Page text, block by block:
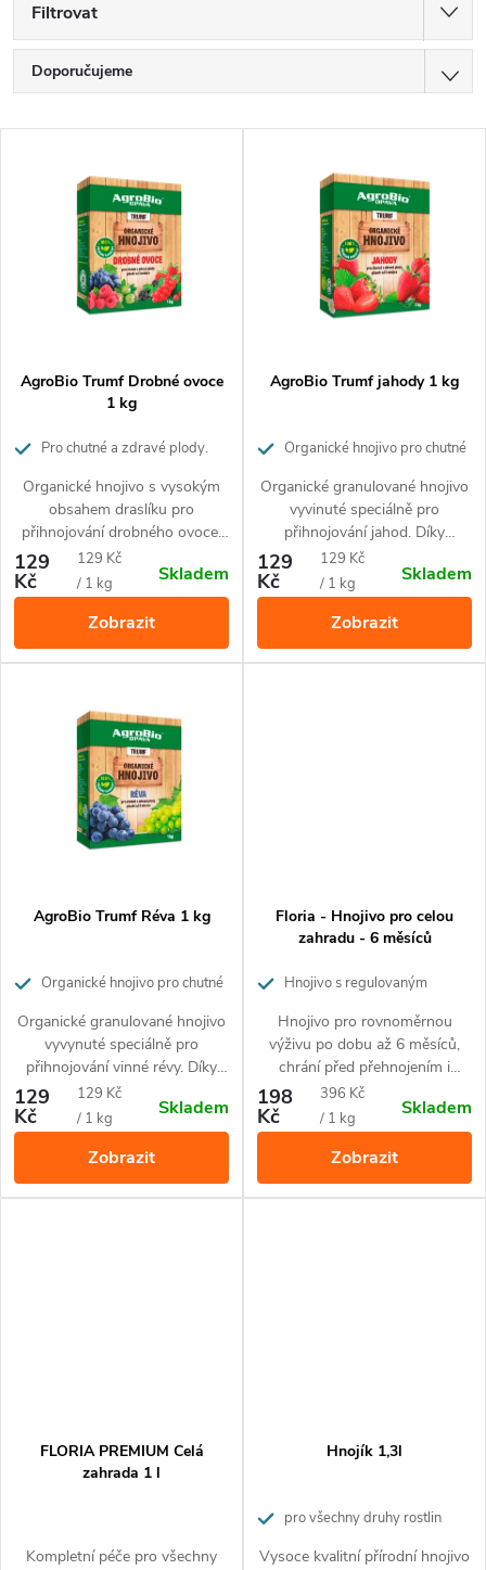
Filtrovat
Ř
a
p
o
d
u
k
t
Doporučujeme
Nejprodávanější
Abecedně
p
r
o
d
u
k
AgroBio Trumf Drobné ovoce
1 kg
Pro chutné a zdravé plody.
Organické hnojivo s vysokým
obsahem draslíku pro
přihnojování drobného ovoce.
Drobné granule uvolňují živiny
postupně po dobu 3 měsíců.
Hnojivo obsahuje 100%
přírodní suroviny a je vhodné
pro ekologické pěstování.
Hnojivo nezasoluje půdu a
129
Kč
Měrná
cena:
129 Kč
/ 1 kg
Skladem
Zobrazit
AgroBio Trumf jahody 1 kg
Organické hnojivo pro chutné
měsíce.
Organické granulované hnojivo
vyvinuté speciálně pro
přihnojování jahod. Díky
přírodnímu složení je vhodné
pro ekologické pěstování. Živiny
uvolňuje postupně po dobu až
3 měsíců.
129
Kč
Měrná
cena:
129 Kč
/ 1 kg
Skladem
Zobrazit
AgroBio Trumf Réva 1 kg
Organické hnojivo pro chutné
měsíce.
Organické granulované hnojivo
vyvynuté speciálně pro
přihnojování vinné révy. Díky
přírodnímu složení je vhodné
pro ekologické pěstování. Živiny
uvolňuje postupně po dobu až
3 měsíců.
129
Kč
Měrná
cena:
129 Kč
/ 1 kg
Skladem
Zobrazit
Floria - Hnojivo pro celou
zahradu - 6 měsíců
Hnojivo s regulovaným
Hnojivo pro rovnoměrnou
výživu po dobu až 6 měsíců,
chrání před přehnojením i
nedostatkem živin. Ideální pro
všechny rostliny na terase,
balkóně i v zahradě
198
Kč
Měrná
cena:
396 Kč
/ 1 kg
Skladem
Zobrazit
FLORIA PREMIUM Celá
zahrada 1 l
Kompletní péče pro všechny
Hnojík 1,3l
pro všechny druhy rostlin
Vysoce kvalitní přírodní hnojivo